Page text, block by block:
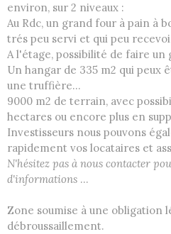
environ, sur 2 niveaux :
Au Rdc, un grand four à pain à
trés peu servi et qui peu
A l'étage, possibilité de faire un
Un hangar de 335 m2 qui
une truffière...
9000 m2 de terrain, avec
hectares ou encore plus en
Investisseurs nous pouvons
rapidement vos locataires et
N'hésitez pas à nous contacter
d'informations ...
Zone soumise à une obligation
débroussaillement.